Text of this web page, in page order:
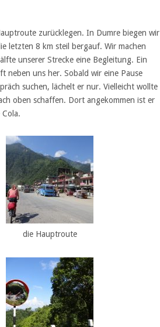
zurücklegen. In Dumre biegen wir
letzten 8 km steil bergauf. Wir machen
unserer Strecke eine Begleitung. Ein
neben uns her. Sobald wir eine Pause
suchen, lächelt er nur. Vielleicht wollte
oben schaffen. Dort angekommen ist er
die Hauptroute